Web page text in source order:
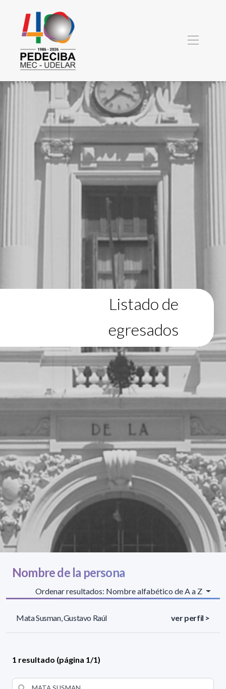
Listado de
egresados
Nombre de la persona
Ordenar resultados: Nombre alfabético de A a Z
Mata Susman, Gustavo Raúl ver perfil >
1 resultado (página 1/1)